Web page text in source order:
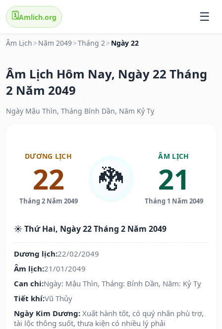
🗓️Amlich.org
Âm Lịch > Năm 2049>Tháng 2> Ngày 22
Âm Lịch Hôm Nay, Ngày 22 Tháng
2 Năm 2049
Ngày Mậu Thìn, Tháng Bính Dần, Năm Kỷ Tỵ
DƯƠNG LỊCH
22
Tháng 2 Năm 2049
🐉
ÂM LỊCH
21
Tháng 1 Năm 2049
☀️ Thứ Hai, Ngày 22 Tháng 2 Năm 2049
Dương lịch:22/02/2049
Âm lịch:21/01/2049
Can chi:Ngày: Mậu Thìn, Tháng: Bính Dần, Năm: Kỷ Tỵ
Tiết khí:Vũ Thủy
Ngày Kim Dương: Xuất hành tốt, có quý nhân phù trợ,
tài lộc thông suốt, thưa kiện có nhiều lý phải